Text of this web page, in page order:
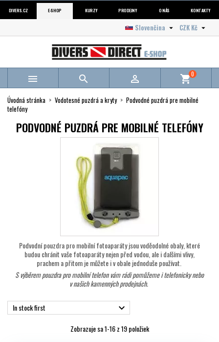
DIVERS.CZ E-SHOP KURZY PRODEJNY O NÁS KONTAKTY
CZK Kč 
Slovenčina 
   shopping_cart0
Úvodná stránka Vodotesné puzdrá a kryty
Podvodné puzdrá pre mobilné
telefóny
PODVODNÉ PUZDRÁ PRE MOBILNÉ TELEFÓNY
Podvodní pouzdra pro mobilní fotoaparáty jsou voděodolné obaly, které
budou chránit vaše fotoaparáty nejen před vodou, ale i dalšími vlivy,
prachem a přitom je můžete i v obale jednoduše používat.
S výběrem pouzdra pro mobilní telefon vám rádi pomůžeme i telefonicky nebo
v našich kamenných prodejnách.
In stock first 
Zobrazuje sa 1-16 z 19 položiek